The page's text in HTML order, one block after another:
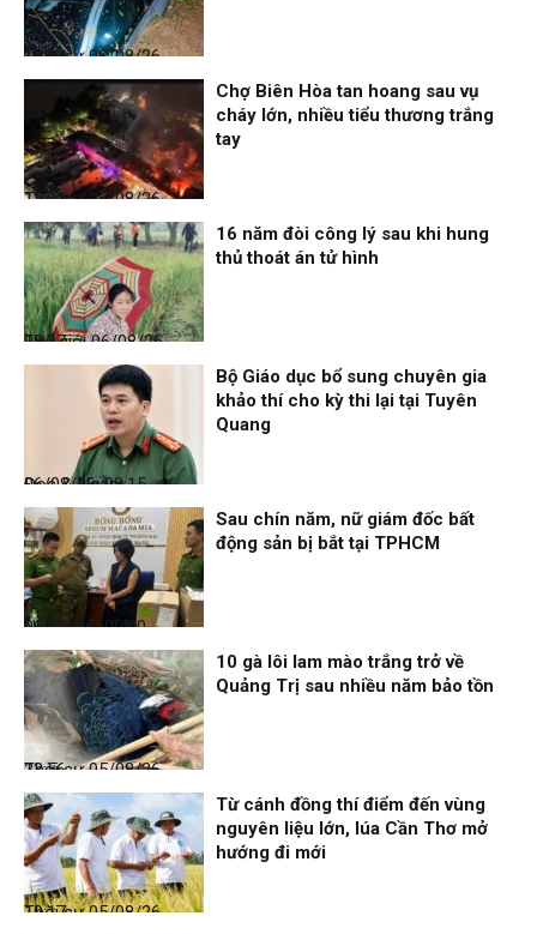
Thời sự
06/08/26, 12:33
Thời sự
06/08/26, 12:30
Chợ Biên Hòa tan hoang sau vụ
cháy lớn, nhiều tiểu thương trắng
tay
Thế giới
06/08/26, 08:27
16 năm đòi công lý sau khi hung
thủ thoát án tử hình
Đọc & Ngẫm
06/08/26, 08:15
Bộ Giáo dục bổ sung chuyên gia
khảo thí cho kỳ thi lại tại Tuyên
Quang
Nhịp sống 24h
06/08/26, 00:00
Sau chín năm, nữ giám đốc bất
động sản bị bắt tại TPHCM
Thời sự
05/08/26, 23:56
10 gà lôi lam mào trắng trở về
Quảng Trị sau nhiều năm bảo tồn
Thời sự
05/08/26, 19:17
Từ cánh đồng thí điểm đến vùng
nguyên liệu lớn, lúa Cần Thơ mở
hướng đi mới